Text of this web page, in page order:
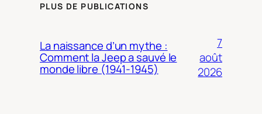
PLUS DE PUBLICATIONS
La naissance d’un mythe :
Comment la Jeep a sauvé le
monde libre (1941-1945)
7
août
2026